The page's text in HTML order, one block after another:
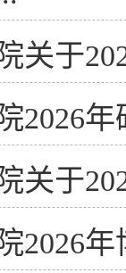
关于
2026
关于
2026